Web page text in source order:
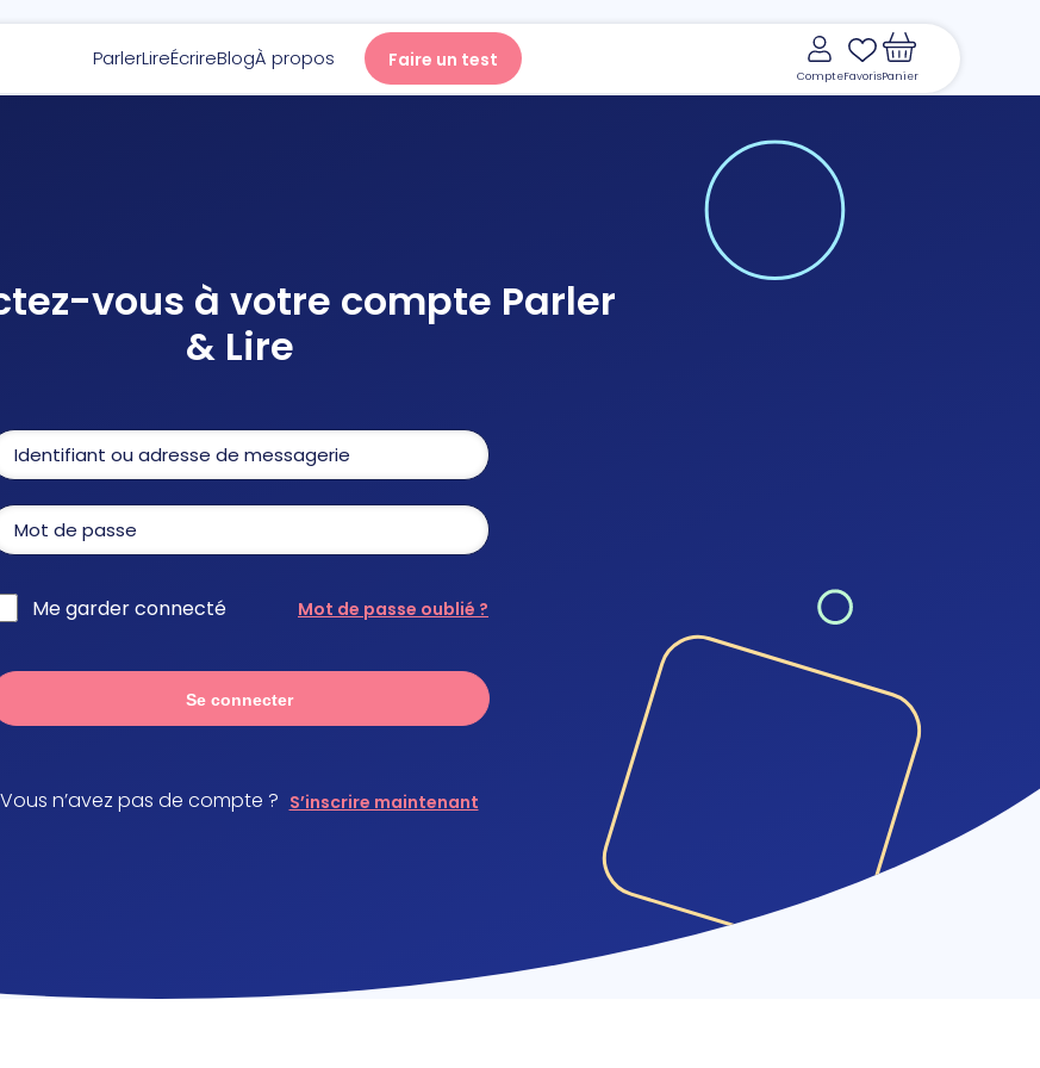
ParlerLireÉcrireBlogÀ propos Faire un test
CompteFavorisPanier
Écrire
Blog
À propos
vous à votre compte Parler
& Lire
Me garder connecté Mot de passe oublié ?
Se connecter
Vous n’avez pas de compte ? S’inscrire maintenant